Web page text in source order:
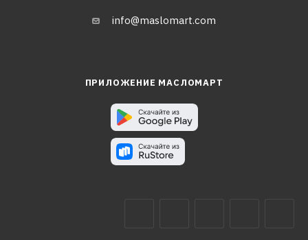
info@maslomart.com
ПРИЛОЖЕНИЕ МАСЛОМАРТ